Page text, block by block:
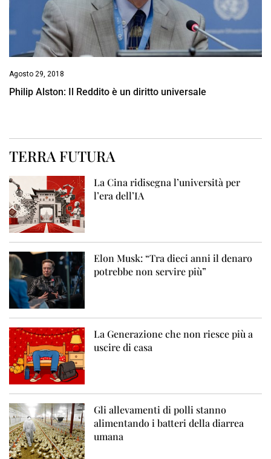
Agosto 29, 2018
Philip Alston: Il Reddito è un diritto universale
TERRA FUTURA
La Cina ridisegna l’università per
l’era dell’IA
Elon Musk: “Tra dieci anni il denaro
potrebbe non servire più”
La Generazione che non riesce più a
uscire di casa
Gli allevamenti di polli stanno
alimentando i batteri della diarrea
umana